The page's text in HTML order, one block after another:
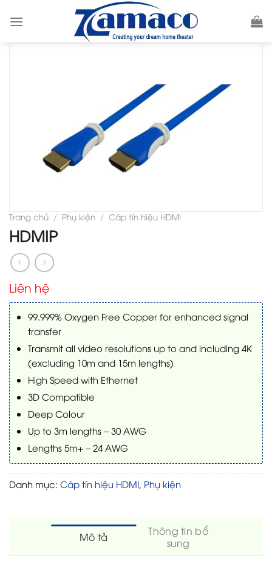
Trang chủ / Phụ kiện / Cáp tín hiệu HDMI
HDMIP
Liên hệ
99.999% Oxygen Free Copper for enhanced signal
transfer
Transmit all video resolutions up to and including 4K
(excluding 10m and 15m lengths)
High Speed with Ethernet
3D Compatible
Deep Colour
Up to 3m lengths – 30 AWG
Lengths 5m+ – 24 AWG
Danh mục: Cáp tín hiệu HDMI, Phụ kiện
Mô tả
Thông tin bổ
sung